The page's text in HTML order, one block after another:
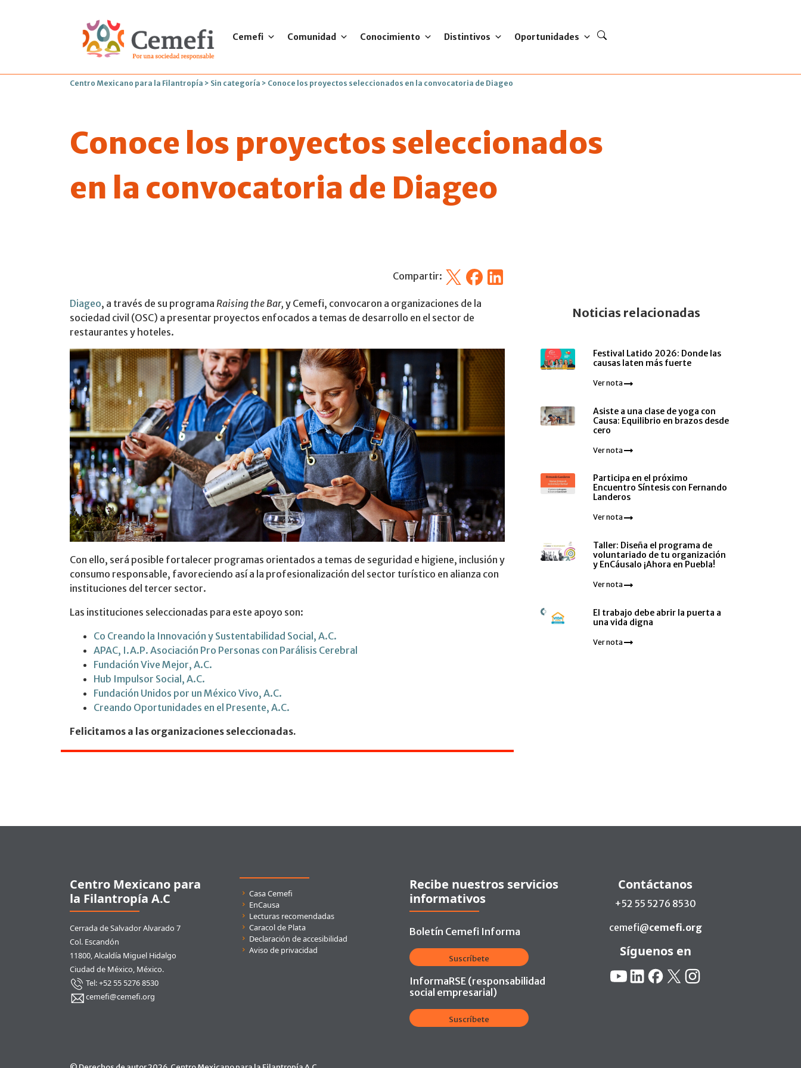
Cemefi Comunidad Conocimiento Distintivos Oportunidades
Centro Mexicano para la Filantropía > Sin categoría > Conoce los proyectos seleccionados en la convocatoria de Diageo
Conoce los proyectos seleccionados
en la convocatoria de Diageo
Compartir: X FacebookLinkedin
Diageo, a través de su programa Raising the Bar, y Cemefi, convocaron a organizaciones de la
sociedad civil (OSC) a presentar proyectos enfocados a temas de desarrollo en el sector de
restaurantes y hoteles.
Con ello, será posible fortalecer programas orientados a temas de seguridad e higiene, inclusión y
consumo responsable, favoreciendo así a la profesionalización del sector turístico en alianza con
instituciones del tercer sector.
Las instituciones seleccionadas para este apoyo son:
Co Creando la Innovación y Sustentabilidad Social, A.C.
APAC, I.A.P. Asociación Pro Personas con Parálisis Cerebral
Fundación Vive Mejor, A.C.
Hub Impulsor Social, A.C.
Fundación Unidos por un México Vivo, A.C.
Creando Oportunidades en el Presente, A.C.
Felicitamos a las organizaciones seleccionadas.
Noticias relacionadas
Festival Latido 2026: Donde las
causas laten más fuerte
Ver nota
Asiste a una clase de yoga con
Causa: Equilibrio en brazos desde
cero
Ver nota
Participa en el próximo
Encuentro Síntesis con Fernando
Landeros
Ver nota
Taller: Diseña el programa de
voluntariado de tu organización
y EnCáusalo ¡Ahora en Puebla!
Ver nota
El trabajo debe abrir la puerta a
una vida digna
Ver nota
Centro Mexicano para
la Filantropía A.C
Cerrada de Salvador Alvarado 7
Col. Escandón
11800, Alcaldía Miguel Hidalgo
Ciudad de México, México.
Tel: +52 55 5276 8530
cemefi@cemefi.org
Casa Cemefi
EnCausa
Lecturas recomendadas
Caracol de Plata
Declaración de accesibilidad
Aviso de privacidad
Recibe nuestros servicios
informativos
Boletín Cemefi Informa
Suscríbete
InformaRSE (responsabilidad
social empresarial)
Suscríbete
Contáctanos
+52 55 5276 8530
cemefi@cemefi.org
Síguenos en
Redes Sociales:
YouTubeLinkedinFacebook
X Instagram